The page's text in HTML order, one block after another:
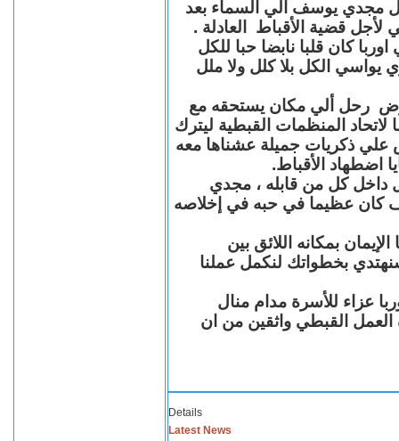
مجدي يوسف الي السماء بعد
قضية الأقباط العادلة .
كان قلبا نابضا حبا للكل
يواسي الكل بلا كلل ولا ملل
رحل ألي مكان يستحقه مع
المنظمات القبطية ليترك
علي ذكريات جميلة عشناها معه
اضطهاد الأقباط.
داخل كل من قابله ، مجدي
عظيما في حبه في إخلاصه
بمكانه اللائق بين
بخطواتك لنكمل عملنا
عزاء للأسرة مدام منال
العمل القبطي واثقين من ان
Details
Latest News